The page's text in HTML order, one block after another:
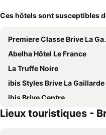
Ces hôtels sont susceptibles
Premiere Classe Brive La Gaillarde Ouest
Abelha Hôtel Le France
La Truffe Noire
ibis Styles Brive La Gaillarde
ibis Brive Centre
Campanile NATURE - Brive-la-Gaillarde
Lieux touristiques -